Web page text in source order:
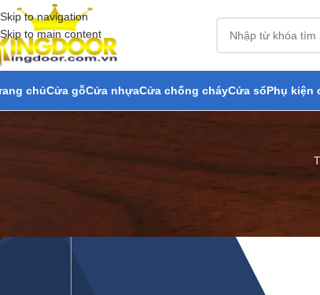
Skip to navigation
Skip to main content
chủCửa gỗCửa nhựaCửa chống cháyCửa sổPhụ kiện
Giá Cửa